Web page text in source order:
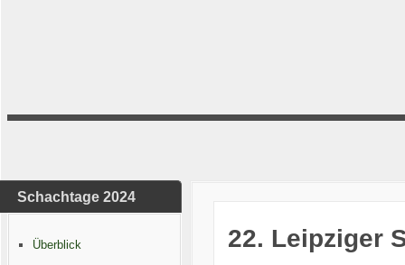
Schachtage 2024
Überblick 22. Leipziger